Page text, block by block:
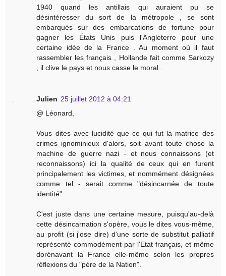
1940 quand les antillais qui auraient pu se
désintéresser du sort de la métropole , se sont
embarqués sur des embarcations de fortune pour
gagner les États Unis puis l'Angleterre pour une
certaine idée de la France . Au moment où il faut
rassembler les français , Hollande fait comme Sarkozy
, il clive le pays et nous casse le moral .
Julien 25 juillet 2012 à 04:21
@ Léonard,
Vous dites avec lucidité que ce qui fut la matrice des
crimes ignominieux d'alors, soit avant toute chose la
machine de guerre nazi - et nous connaissons (et
reconnaissons) ici la qualité de ceux qui en furent
principalement les victimes, et nommément désignées
comme tel - serait comme "désincarnée de toute
identité".
C'est juste dans une certaine mesure, puisqu'au-delà
cette désincarnation s'opère, vous le dites vous-même,
au profit (si j'ose dire) d'une sorte de substitut palliatif
représenté commodément par l'Etat français, et même
dorénavant la France elle-même selon les propres
réflexions du "père de la Nation".